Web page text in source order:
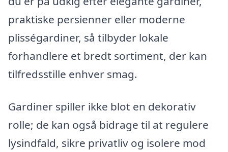
praktiske persienner eller moderne
plisségardiner, så tilbyder lokale
forhandlere et bredt sortiment, der kan
tilfredsstille enhver smag.
Gardiner spiller ikke blot en dekorativ
rolle; de kan også bidrage til at regulere
lysindfald, sikre privatliv og isolere mod